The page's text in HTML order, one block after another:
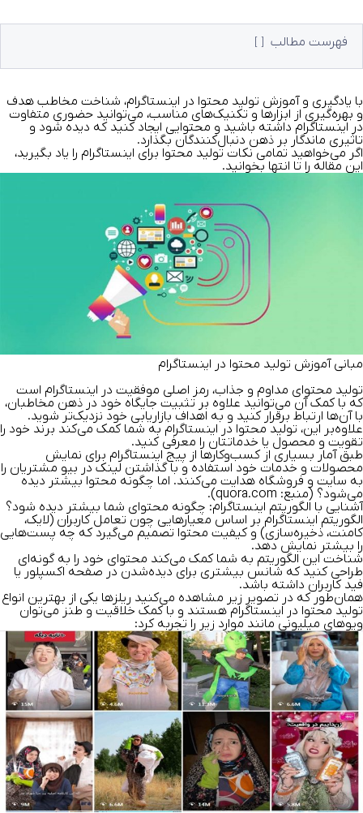
فهرست مطالب
با یادگیری و آموزش تولید محتوا در اینستاگرام، شناخت مخاطب هدف
و بهره‌گیری از ابزارها و تکنیک‌های مناسب، می‌توانید حضوری متفاوت
در اینستاگرام داشته باشید و محتوایی ایجاد کنید که دیده شود و
تاثیری ماندگار بر ذهن دنبال‌کنندگان بگذارد.
اگر می‌خواهید تمامی نکات تولید محتوا برای اینستاگرام را یاد بگیرید،
این مقاله را تا انتها بخوانید.
مبانی آموزش تولید محتوا در اینستاگرام
تولید محتوای مداوم و جذاب، رمز اصلی موفقیت در اینستاگرام است
که با کمک آن می‌توانید علاوه بر تثبیت جایگاه خود در ذهن مخاطبان،
با آن‌ها ارتباط برقرار کنید و به اهداف بازاریابی خود نزدیک‌تر شوید.
علاوه‌بر این، تولید محتوا در اینستاگرام به شما کمک می‌کند برند خود را
تقویت و محصول یا خدماتتان را معرفی کنید.
طبق آمار بسیاری از کسب‌وکارها از پیج اینستاگرام برای نمایش
محصولات و خدمات خود استفاده و با گذاشتن لینک در بیو مشتریان را
به سایت و فروشگاه هدایت می‌کنند. اما چگونه محتوا بیشتر دیده
می‌شود؟ (منبع: quora.com
).
آشنایی با الگوریتم اینستاگرام: چگونه محتوای شما بیشتر دیده شود؟
الگوریتم اینستاگرام بر اساس معیارهایی چون تعامل کاربران (لایک،
کامنت، ذخیره‌سازی) و کیفیت محتوا تصمیم می‌گیرد که چه پست‌هایی
را بیشتر نمایش دهد.
شناخت این الگوریتم به شما کمک می‌کند محتوای خود را به گونه‌ای
طراحی کنید که شانس بیشتری برای دیده‌شدن در صفحه اکسپلور یا
فید کاربران داشته باشد.
همان‌طور که در تصویر زیر مشاهده می‌کنید ریلز‌ها یکی از بهترین انواع
تولید محتوا در اینستاگرام هستند و با کمک خلاقیت و طنز می‌توان
ویوهای میلیونی مانند موارد زیر را تجربه کرد: